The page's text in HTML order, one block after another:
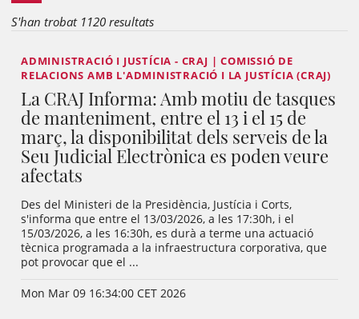
S'han trobat 1120 resultats
ADMINISTRACIÓ I JUSTÍCIA - CRAJ | COMISSIÓ DE
RELACIONS AMB L'ADMINISTRACIÓ I LA JUSTÍCIA (CRAJ)
La CRAJ Informa: Amb motiu de tasques
de manteniment, entre el 13 i el 15 de
març, la disponibilitat dels serveis de la
Seu Judicial Electrònica es poden veure
afectats
Des del Ministeri de la Presidència, Justícia i Corts,
s'informa que entre el 13/03/2026, a les 17:30h, i el
15/03/2026, a les 16:30h, es durà a terme una actuació
tècnica programada a la infraestructura corporativa, que
pot provocar que el ...
Mon Mar 09 16:34:00 CET 2026